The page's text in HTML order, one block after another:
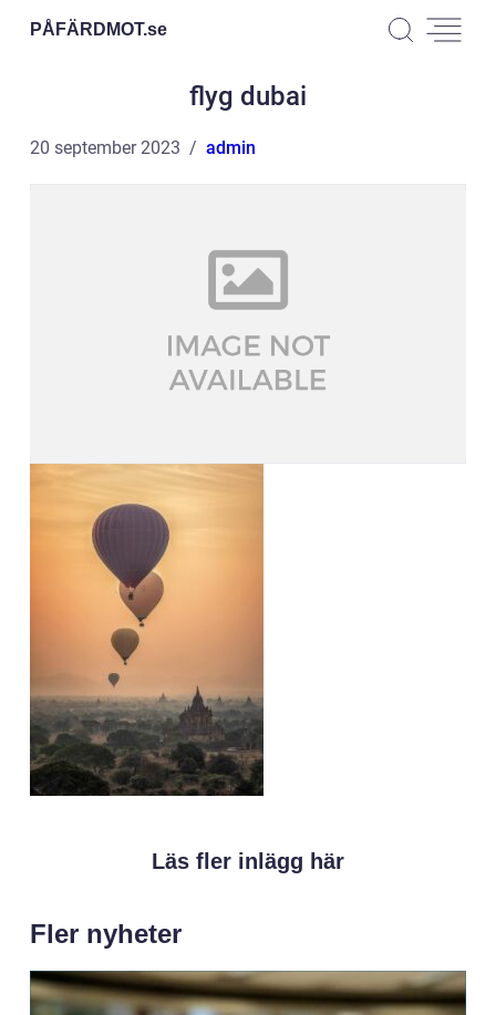
PÅFÄRDMOT.se
flyg dubai
20 september 2023 admin
Läs fler inlägg här
Fler nyheter